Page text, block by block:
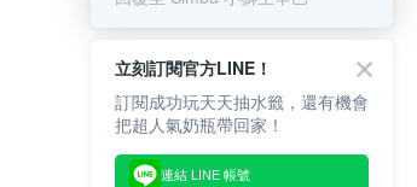
立刻訂閱官方LINE！
訂閱成功玩天天抽水籤，還有機會
把超人氣奶瓶帶回家！
連結 LINE 帳號